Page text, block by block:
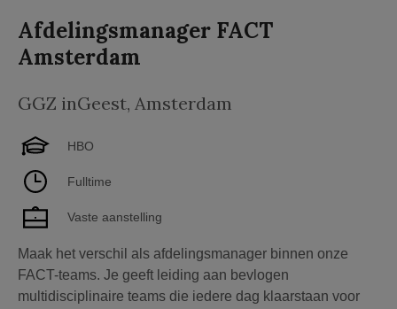
Afdelingsmanager FACT
Amsterdam
GGZ inGeest, Amsterdam
HBO
Fulltime
Vaste aanstelling
Maak het verschil als afdelingsmanager binnen onze
FACT-teams. Je geeft leiding aan bevlogen
multidisciplinaire teams die iedere dag klaarstaan voor